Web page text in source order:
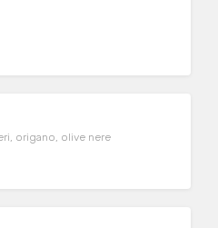
origano, olive nere